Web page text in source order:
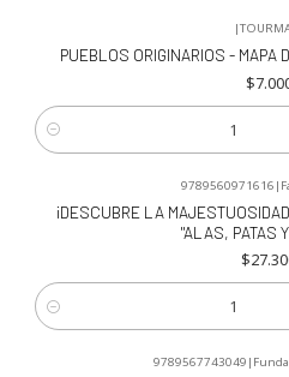
|
PUEBLOS ORIGINARIOS - MAPA
Cantidad
9789560971616 |
¡DESCUBRE LA
"ALAS, PATAS
Cantidad
9789567743049 |